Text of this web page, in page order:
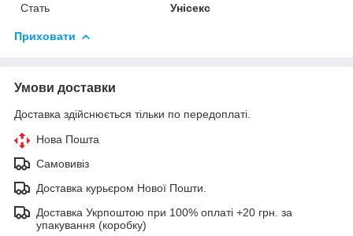
Стать
Унісекс
Приховати
Умови доставки
Доставка здійснюється тільки по передоплаті.
Нова Пошта
Самовивіз
Доставка курьєром Нової Пошти.
Доставка Укрпоштою при 100% оплаті +20 грн. за
упакування (коробку)